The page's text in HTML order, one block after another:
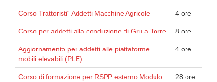
Corso Trattoristi“ Addetti Macchine Agricole 4 ore
Corso per addetti alla conduzione di Gru a Torre 8 ore
Aggiornamento per addetti alle piattaforme
mobili elevabili (PLE)
4 ore
Corso di formazione per RSPP esterno Modulo
28 ore